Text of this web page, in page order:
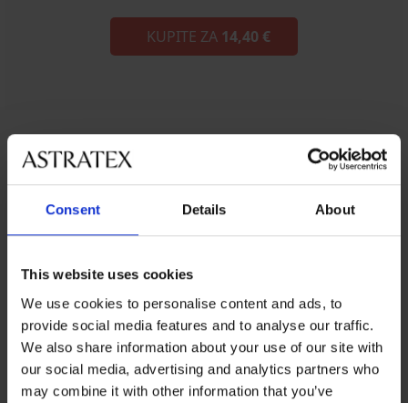
Consent Details About
This website uses cookies
We use cookies to personalise content and ads, to
provide social media features and to analyse our traffic.
We also share information about your use of our site with
our social media, advertising and analytics partners who
may combine it with other information that you’ve
KUPITE ZA 14,40 €
Spacer, bijela
KUPITE ZA14,40 €